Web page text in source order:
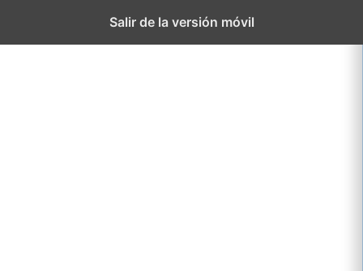
El
Salir de la versión móvil